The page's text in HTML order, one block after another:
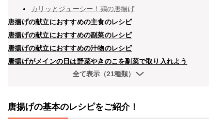
カリッとジューシー！鶏の唐揚げ
唐揚げの献立におすすめの主食のレシピ
唐揚げの献立におすすめの副菜のレシピ
唐揚げの献立におすすめの汁物のレシピ
唐揚げがメインの日は野菜やきのこを副菜で取り入れよう
全て表示（21種類）
唐揚げの基本のレシピをご紹介！